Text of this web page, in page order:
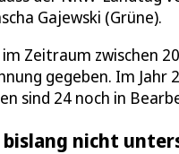
Gajewski (Grüne).
Zeitraum zwischen
gegeben. Im
sind 24 noch in
nicht